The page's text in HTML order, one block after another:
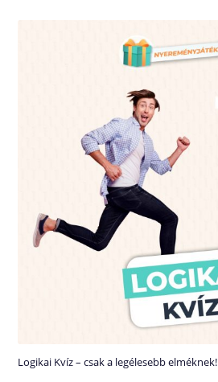
Logikai Kvíz – csak a legélesebb elméknek!